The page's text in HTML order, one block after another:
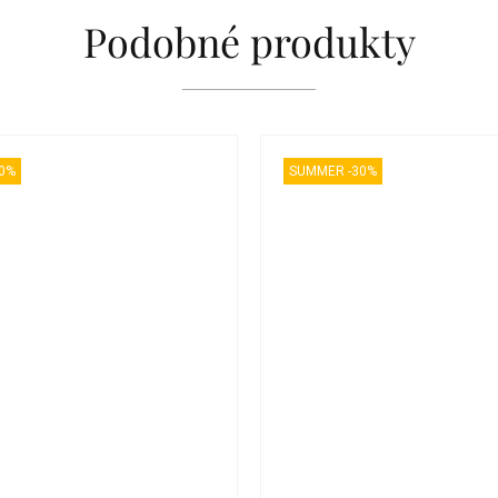
Podobné produkty
SUMMER -30%